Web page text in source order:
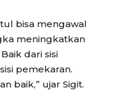
bisa mengawal
meningkatkan
dari sisi
pemekaran.
baik,” ujar Sigit.